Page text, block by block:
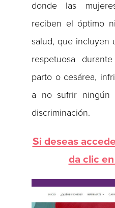
donde las
reciben el óptimo
salud, que incluyen
respetuosa
parto o cesárea,
a no sufrir ningún
discriminación.
Si deseas
da clic